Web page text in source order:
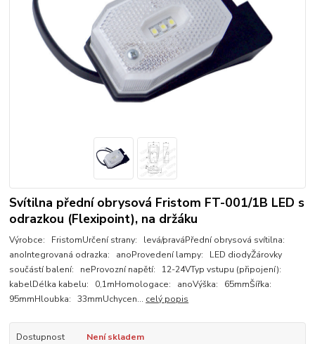
Svítilna přední obrysová Fristom FT-001/1B LED s
odrazkou (Flexipoint), na držáku
Výrobce: FristomUrčení strany: levá/praváPřední obrysová svítilna:
anoIntegrovaná odrazka: anoProvedení lampy: LED diodyŽárovky
součástí balení: neProvozní napětí: 12-24VTyp vstupu (připojení):
kabelDélka kabelu: 0,1mHomologace: anoVýška: 65mmŠířka:
95mmHloubka: 33mmUchycen... celý popis
Dostupnost Není skladem